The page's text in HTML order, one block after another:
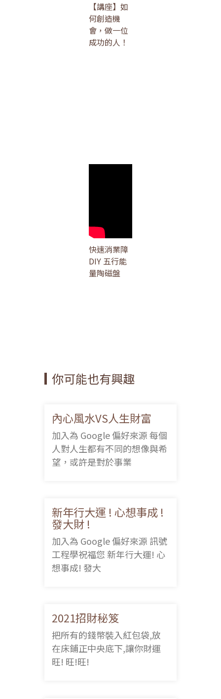
【講座】如
何創造機
會，做一位
成功的人！
快速消業障
DIY 五行能
量陶磁盤
你可能也有興趣
內心風水VS人生財富
加入為 Google 偏好來源 每個
人對人生都有不同的想像與希
望，或許是對於事業
新年行大運 ! 心想事成 !
發大財 !
加入為 Google 偏好來源 訊號
工程學祝福您 新年行大運! 心
想事成! 發大
2021招財秘笈
把所有的錢幣裝入紅包袋,放
在床鋪正中央底下,讓你財運
旺! 旺!旺!